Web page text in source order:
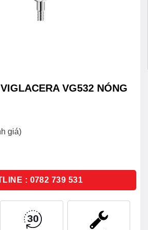
VG532 NÓNG
giá)
: 0782 739 531